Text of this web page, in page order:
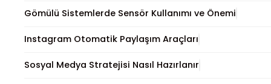
Gömülü Sistemlerde Sensör Kullanımı ve Önemi
Instagram Otomatik Paylaşım Araçları
Sosyal Medya Stratejisi Nasıl Hazırlanır